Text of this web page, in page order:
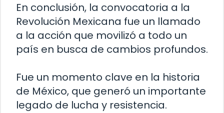
En conclusión, la convocatoria a la
Revolución Mexicana fue un llamado
a la acción que movilizó a todo un
país en busca de cambios profundos.
Fue un momento clave en la historia
de México, que generó un importante
legado de lucha y resistencia.